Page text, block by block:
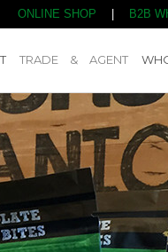
ONLINE SHOP B2B
TRADE & AGENT